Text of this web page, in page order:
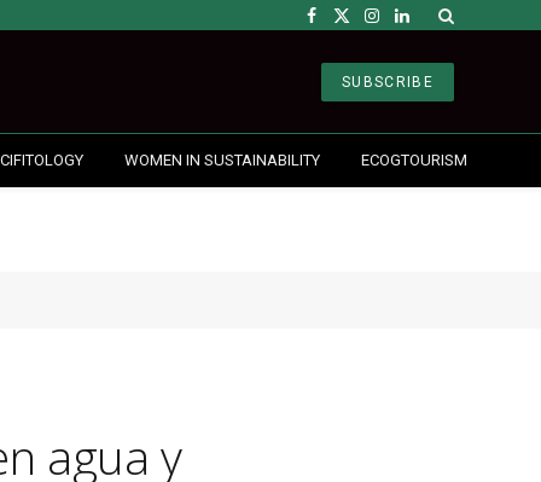
Facebook
X
Instagram
LinkedIn
SUBSCRIBE
WOMEN IN SUSTAINABILITY ECOGTOURISM
agua y